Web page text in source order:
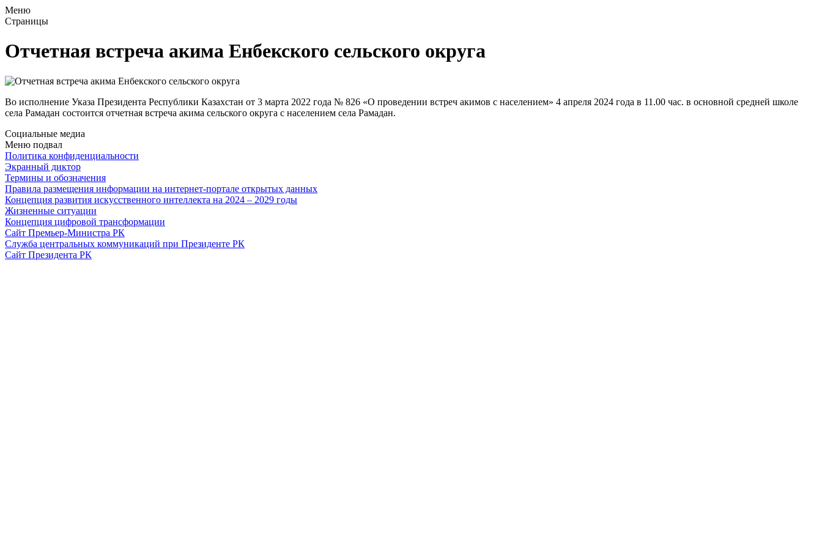
Меню
Страницы
Отчетная встреча акима Енбекского сельского округа
Во исполнение Указа Президента Республики Казахстан от 3 марта 2022 года № 826 «О проведении встреч акимов с населением» 4 апреля 2024 года в 11.00 час. в основной средней школе
села Рамадан состоится отчетная встреча акима сельского округа с населением села Рамадан.
Социальные медиа
Меню подвал
Политика конфиденциальности
Экранный диктор
Термины и обозначения
Правила размещения информации на интернет-портале открытых данных
Концепция развития искусственного интеллекта на 2024 – 2029 годы
Жизненные ситуации
Концепция цифровой трансформации
Сайт Премьер-Министра РК
Служба центральных коммуникаций при Президенте РК
Сайт Президента РК